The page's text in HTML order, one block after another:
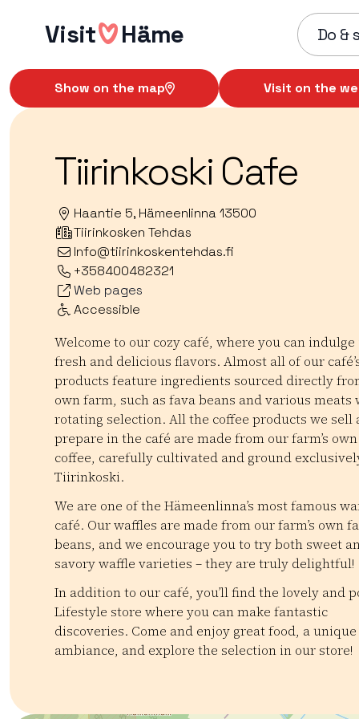
Visit Häme Do &
Show on the map Visit on the
Tiirinkoski Cafe
Haantie 5, Hämeenlinna 13500
Tiirinkosken Tehdas
Info@tiirinkoskentehdas.fi
+358400482321
Web pages
Accessible
Welcome to our cozy café, where you can indulge
fresh and delicious flavors. Almost all of our
products feature ingredients sourced directly
own farm, such as fava beans and various meats
rotating selection. All the coffee products we sell
prepare in the café are made from our farm’s own
coffee, carefully cultivated and ground
Tiirinkoski.
We are one of the Hämeenlinna’s most famous
café. Our waffles are made from our farm’s own
beans, and we encourage you to try both sweet
savory waffle varieties – they are truly delightful!
In addition to our café, you’ll find the lovely and
Lifestyle store where you can make fantastic
discoveries. Come and enjoy great food, a unique
ambiance, and explore the selection in our store!